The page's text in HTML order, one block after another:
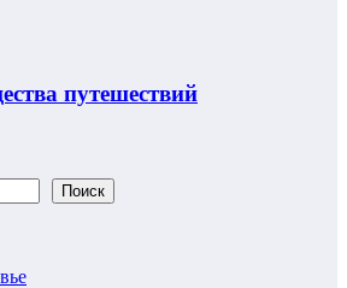
путешествий
Поиск